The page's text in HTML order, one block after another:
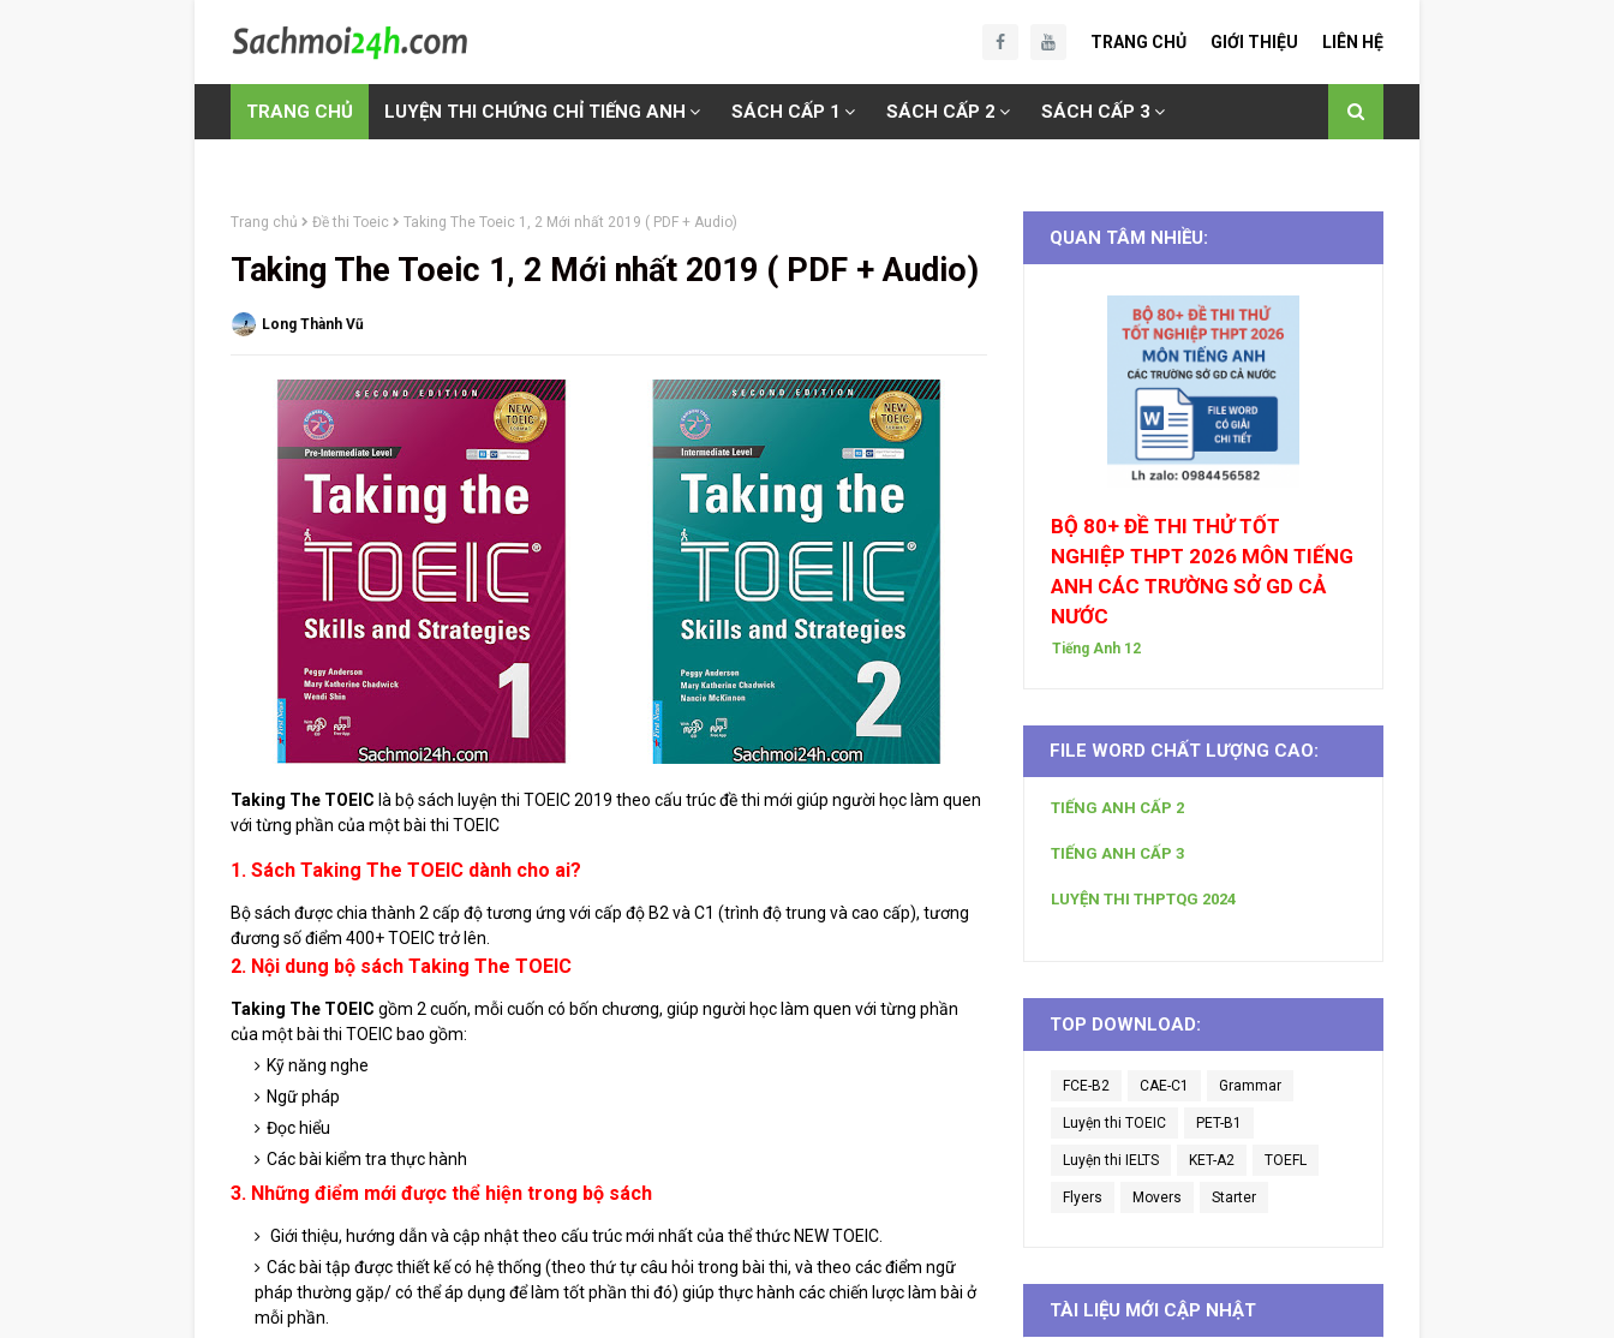
TRANG CHỦ GIỚI THIỆU LIÊN HỆ
TRANG CHỦ LUYỆN THI CHỨNG CHỈ TIẾNG ANH SÁCH CẤP 1 SÁCH CẤP 2 SÁCH CẤP 3
Trang chủ Đề thi Toeic Taking The Toeic 1, 2 Mới nhất 2019 ( PDF + Audio)
Taking The Toeic 1, 2 Mới nhất 2019 ( PDF + Audio)
Long Thành Vũ
Taking The TOEIC là bộ sách luyện thi TOEIC 2019 theo cấu trúc đề thi mới giúp người học làm quen
với từng phần của một bài thi TOEIC
1. Sách Taking The TOEIC dành cho ai?
Bộ sách được chia thành 2 cấp độ tương ứng với cấp độ B2 và C1 (trình độ trung và cao cấp), tương
đương số điểm 400+ TOEIC trở lên.
2. Nội dung bộ sách Taking The TOEIC
Taking The TOEIC gồm 2 cuốn, mỗi cuốn có bốn chương, giúp người học làm quen với từng phần
của một bài thi TOEIC bao gồm:
Kỹ năng nghe
Ngữ pháp
Đọc hiểu
Các bài kiểm tra thực hành
3. Những điểm mới được thể hiện trong bộ sách
Giới thiệu, hướng dẫn và cập nhật theo cấu trúc mới nhất của thể thức NEW TOEIC.
Các bài tập được thiết kế có hệ thống (theo thứ tự câu hỏi trong bài thi, và theo các điểm ngữ
pháp thường gặp/ có thể áp dụng để làm tốt phần thi đó) giúp thực hành các chiến lược làm bài ở
mỗi phần.
QUAN TÂM NHIỀU:
BỘ 80+ ĐỀ THI THỬ TỐT
NGHIỆP THPT 2026 MÔN TIẾNG
ANH CÁC TRƯỜNG SỞ GD CẢ
NƯỚC
Tiếng Anh 12
FILE WORD CHẤT LƯỢNG CAO:
TIẾNG ANH CẤP 2
TIẾNG ANH CẤP 3
LUYỆN THI THPTQG 2024
TOP DOWNLOAD:
FCE-B2 CAE-C1 Grammar
Luyện thi TOEIC PET-B1
Luyện thi IELTS KET-A2 TOEFL
Flyers Movers Starter
TÀI LIỆU MỚI CẬP NHẬT